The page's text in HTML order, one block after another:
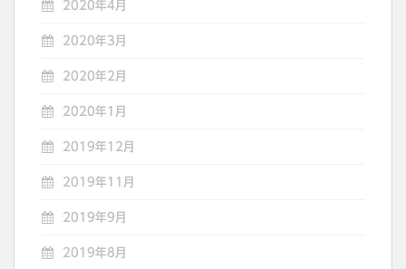
2020年4月
2020年3月
2020年2月
2020年1月
2019年12月
2019年11月
2019年9月
2019年8月